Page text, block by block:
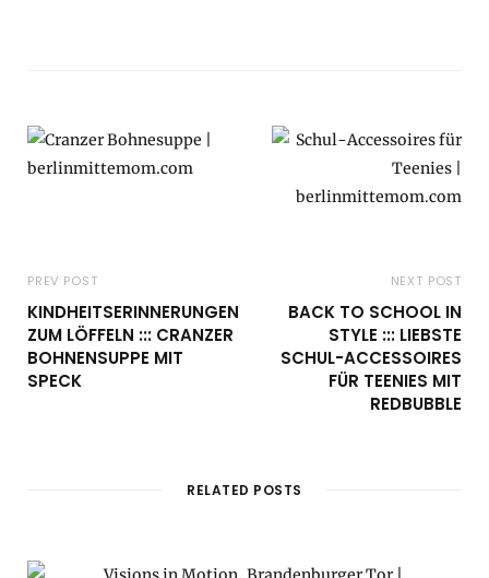
PREV POST
KINDHEITSERINNERUNGEN
ZUM LÖFFELN ::: CRANZER
BOHNENSUPPE MIT
SPECK
NEXT POST
BACK TO SCHOOL IN
STYLE ::: LIEBSTE
SCHUL-ACCESSOIRES
FÜR TEENIES MIT
REDBUBBLE
RELATED POSTS